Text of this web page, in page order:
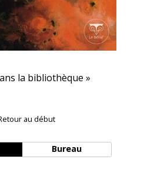
la bibliothèque »
au début
Bureau